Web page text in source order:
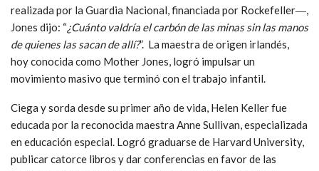
realizada por la Guardia Nacional, financiada por Rockefeller―,
Jones dijo: “¿Cuánto valdría el carbón de las minas sin las manos
de quienes las sacan de allí?”. La maestra de origen irlandés,
hoy conocida como Mother Jones, logró impulsar un
movimiento masivo que terminó con el trabajo infantil.
Ciega y sorda desde su primer año de vida, Helen Keller fue
educada por la reconocida maestra Anne Sullivan, especializada
en educación especial. Logró graduarse de Harvard University,
publicar catorce libros y dar conferencias en favor de las